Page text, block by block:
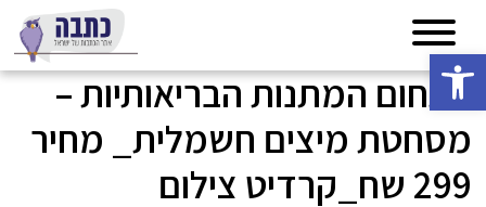
פתח סרגל נגישות
בתחום המתנות הבריאותיות –
מסחטת מיצים חשמלית_ מחיר
299 שח_קרדיט צילום